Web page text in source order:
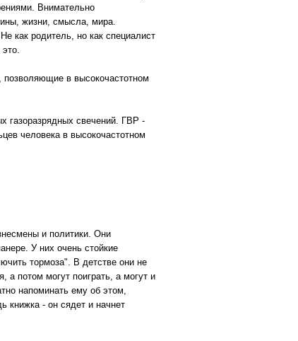
Внимательно
жизни, смысла, мира.
как родитель, но как специалист
в высокочастотном
газоразрядных свечений. ГВР -
человека в высокочастотном
и политики. Они
У них очень стойкие
тормоза". В детстве они не
а потом могут поиграть, а могут и
напоминать ему об этом,
книжка - он сядет и начнет